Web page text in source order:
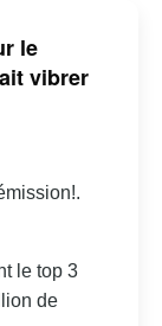
le
vibrer
le top 3
de